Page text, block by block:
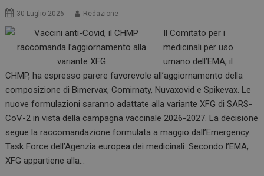
30 Luglio 2026 Redazione
Il Comitato per i
medicinali per uso
umano dell’EMA, il
CHMP, ha espresso parere favorevole all’aggiornamento della
composizione di Bimervax, Comirnaty, Nuvaxovid e Spikevax. Le
nuove formulazioni saranno adattate alla variante XFG di SARS-
CoV-2 in vista della campagna vaccinale 2026-2027. La decisione
segue la raccomandazione formulata a maggio dall’Emergency
Task Force dell’Agenzia europea dei medicinali. Secondo l’EMA,
XFG appartiene alla…
tracking-sites-
www.dailyhealthindustry.it
2 giorni
ARRAffinity
Microsoft Corporation
.www.dailyhealthindustry.it
Sessione